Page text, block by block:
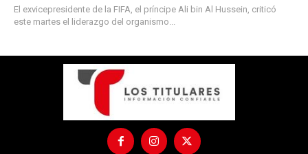
El exvicepresidente de la FIFA, el príncipe Ali bin Al Hussein, criticó
este martes el liderazgo del organismo...